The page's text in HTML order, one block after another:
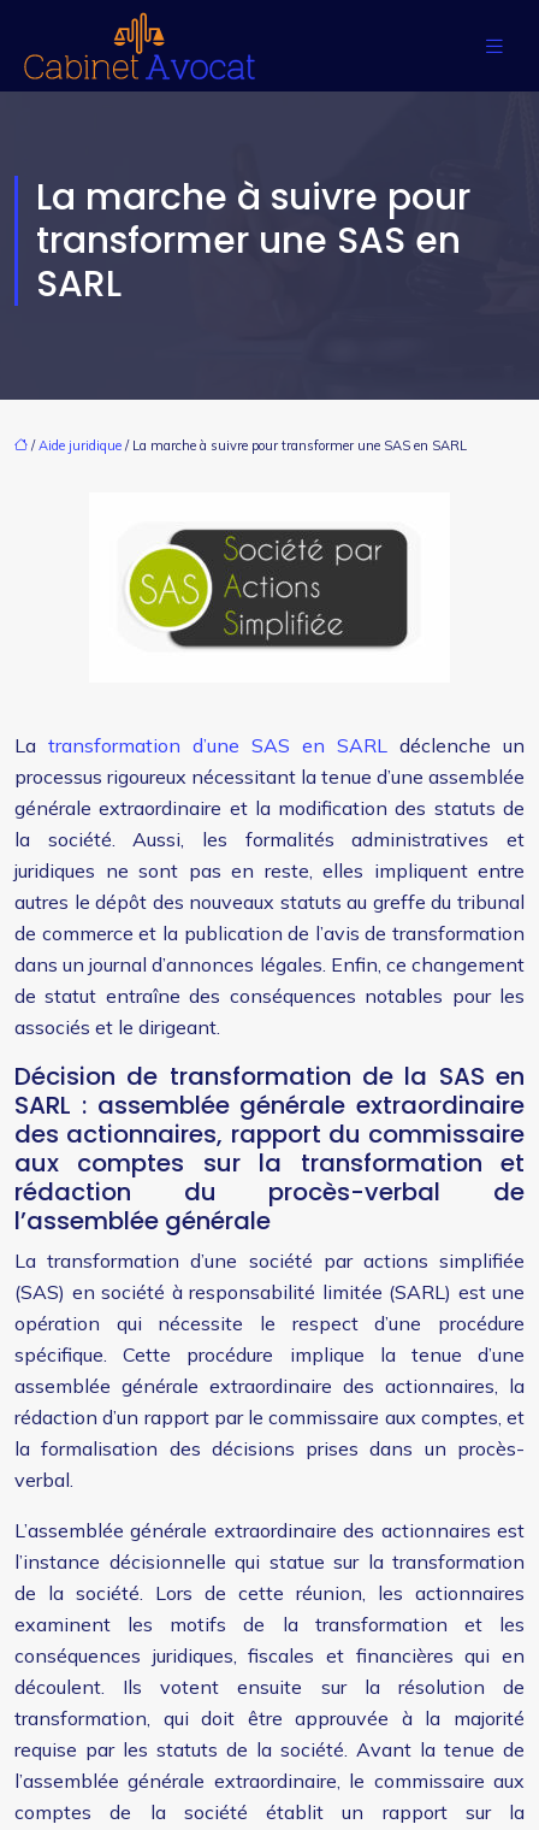
La marche à suivre pour
transformer une SAS en
SARL
/Aide juridique / La marche à suivre pour transformer une SAS en SARL
La transformation d’une SAS en SARL déclenche un
processus rigoureux nécessitant la tenue d’une assemblée
générale extraordinaire et la modification des statuts de
la société. Aussi, les formalités administratives et
juridiques ne sont pas en reste, elles impliquent entre
autres le dépôt des nouveaux statuts au greffe du tribunal
de commerce et la publication de l’avis de transformation
dans un journal d’annonces légales. Enfin, ce changement
de statut entraîne des conséquences notables pour les
associés et le dirigeant.
Décision de transformation de la SAS en
SARL : assemblée générale extraordinaire
des actionnaires, rapport du commissaire
aux comptes sur la transformation et
rédaction du procès-verbal de
l’assemblée générale
La transformation d’une société par actions simplifiée
(SAS) en société à responsabilité limitée (SARL) est une
opération qui nécessite le respect d’une procédure
spécifique. Cette procédure implique la tenue d’une
assemblée générale extraordinaire des actionnaires, la
rédaction d’un rapport par le commissaire aux comptes, et
la formalisation des décisions prises dans un procès-
verbal.
L’assemblée générale extraordinaire des actionnaires est
l’instance décisionnelle qui statue sur la transformation
de la société. Lors de cette réunion, les actionnaires
examinent les motifs de la transformation et les
conséquences juridiques, fiscales et financières qui en
découlent. Ils votent ensuite sur la résolution de
transformation, qui doit être approuvée à la majorité
requise par les statuts de la société. Avant la tenue de
l’assemblée générale extraordinaire, le commissaire aux
comptes de la société établit un rapport sur la